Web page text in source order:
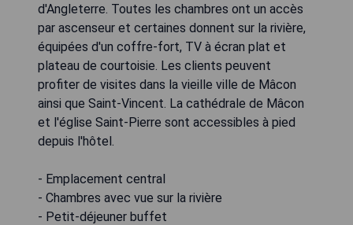
d'Angleterre. Toutes les chambres ont un accès
par ascenseur et certaines donnent sur la rivière,
équipées d'un coffre-fort, TV à écran plat et
plateau de courtoisie. Les clients peuvent
profiter de visites dans la vieille ville de Mâcon
ainsi que Saint-Vincent. La cathédrale de Mâcon
et l'église Saint-Pierre sont accessibles à pied
depuis l'hôtel.
- Emplacement central
- Chambres avec vue sur la rivière
- Petit-déjeuner buffet